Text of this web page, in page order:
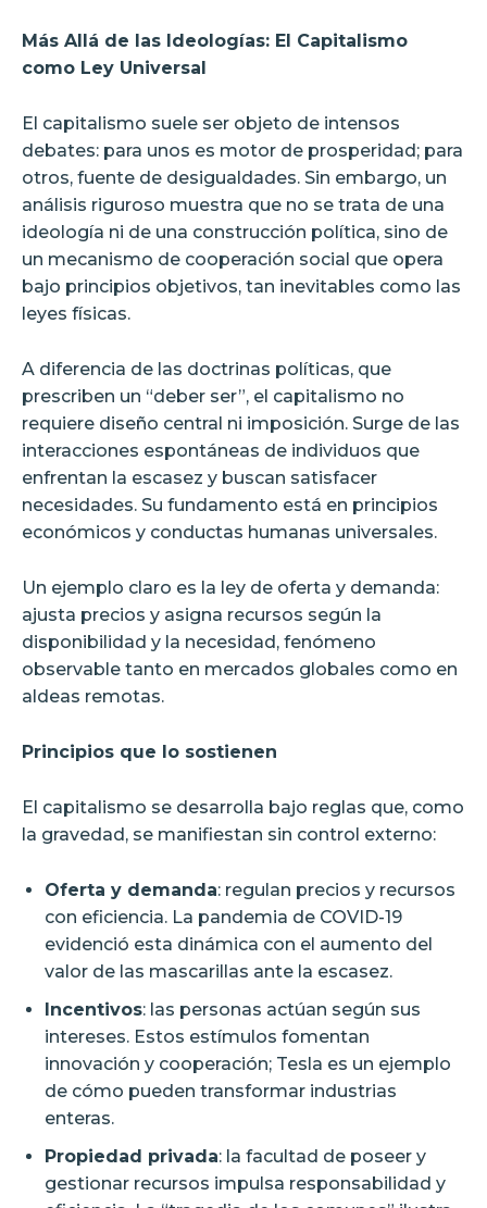
Más Allá de las Ideologías: El Capitalismo
como Ley Universal
El capitalismo suele ser objeto de intensos
debates: para unos es motor de prosperidad; para
otros, fuente de desigualdades. Sin embargo, un
análisis riguroso muestra que no se trata de una
ideología ni de una construcción política, sino de
un mecanismo de cooperación social que opera
bajo principios objetivos, tan inevitables como las
leyes físicas.
A diferencia de las doctrinas políticas, que
prescriben un “deber ser”, el capitalismo no
requiere diseño central ni imposición. Surge de las
interacciones espontáneas de individuos que
enfrentan la escasez y buscan satisfacer
necesidades. Su fundamento está en principios
económicos y conductas humanas universales.
Un ejemplo claro es la ley de oferta y demanda:
ajusta precios y asigna recursos según la
disponibilidad y la necesidad, fenómeno
observable tanto en mercados globales como en
aldeas remotas.
Principios que lo sostienen
El capitalismo se desarrolla bajo reglas que, como
la gravedad, se manifiestan sin control externo:
Oferta y demanda: regulan precios y recursos
con eficiencia. La pandemia de COVID-19
evidenció esta dinámica con el aumento del
valor de las mascarillas ante la escasez.
Incentivos: las personas actúan según sus
intereses. Estos estímulos fomentan
innovación y cooperación; Tesla es un ejemplo
de cómo pueden transformar industrias
enteras.
Propiedad privada: la facultad de poseer y
gestionar recursos impulsa responsabilidad y